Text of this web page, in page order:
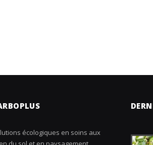
écologiques en soins aux